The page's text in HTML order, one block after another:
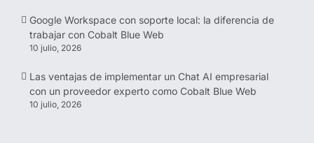
Google Workspace con soporte local: la diferencia de
trabajar con Cobalt Blue Web
10 julio, 2026
Las ventajas de implementar un Chat AI empresarial
con un proveedor experto como Cobalt Blue Web
10 julio, 2026